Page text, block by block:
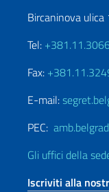
Bircaninova
Tel:
Fax:
E-mail:
PEC:
Gli uffici della
Iscriviti alla